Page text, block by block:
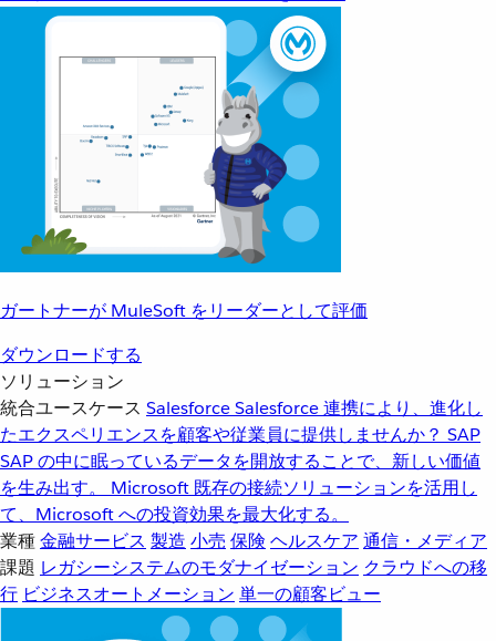
ガートナーが MuleSoft をリーダーとして評価
ダウンロードする
ソリューション
統合ユースケース SalesforceSalesforce 連携により、進化し
たエクスペリエンスを顧客や従業員に提供しませんか？ SAP
SAP の中に眠っているデータを開放することで、新しい価値
を生み出す。
Microsoft 既存の接続ソリューションを活用し
て、Microsoft への投資効果を最大化する。
業種金融サービス 製造 小売 保険 ヘルスケア 通信・メディア
課題 レガシーシステムのモダナイゼーション クラウドへの移
行 ビジネスオートメーション 単一の顧客ビュー